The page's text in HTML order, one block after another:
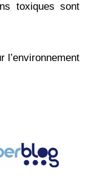
toxiques sont
l’environnement